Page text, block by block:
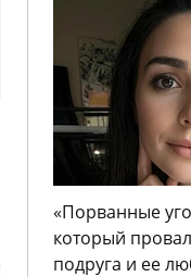
«Порванные
который
подруга и ее